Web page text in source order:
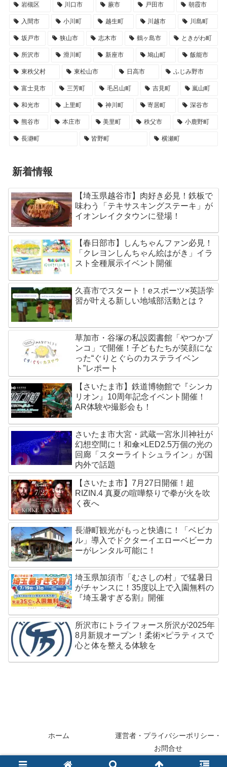
岩槻区 川口市 蕨市 戸田市 朝霞市
入間市 小川町 越生町 川越市 川島町
坂戸市 狭山市 志木市 鶴ヶ島市 ときがわ町
所沢市 滑川町 新座市 鳩山町 飯能市
東秩父村 東松山市 日高市 ふじみ野市
富士見市 三芳町 毛呂山町 吉見町 嵐山町
和光市 上里町 神川町 寄居町 深谷市
熊谷市 本庄市 美里町 秩父市 小鹿野町
長瀞町 皆野町 横瀬町
新着情報
【埼玉県越谷市】肉好き必見！鉄板で
味わう「テキサスキングステーキ」が
イオンレイクタウンに登場！
【春日部市】しんちゃんファン必見！
「クレヨンしんちゃん絵はがき」イラ
スト全種展示イベント開催
久喜市でスタート！eスポーツ×英語学
習が叶える新しい地域部活動とは？
草加市・谷塚の私設図書館「やつかブ
ンコ」で開催！子どもたちが笑顔にな
った“ぐりとぐらのカステライベン
ト”レポート
【さいたま市】鉄道博物館で『シンカ
リオン』10周年記念イベント開催！
AR体験や撮影会も！
さいたま市大宮・武蔵一宮氷川神社が
幻想空間に！和傘×LED2.5万個の光の
回廊「スターライトシュライン」が国
内外で話題
【さいたま市】7月27日開催！超
RIZIN.4 真夏の喧嘩祭りで拳が火を吹
く夜へ
長瀞町観光がもっと快適に！「ベビカ
ル」導入でドクターイエローベビーカ
ーがレンタル可能に！
埼玉県加須市「むさしの村」で猛暑日
がチャンスに！35度以上で入園無料の
『埼玉暑すぎる割』開催
所沢市にトライフォース所沢が2025年
8月新規オープン！柔術×ピラティスで
心と体を整える体験を
ホーム
運営者・プライバシーポリシー・
お問合せ